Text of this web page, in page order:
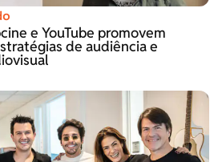
e YouTube promovem
de audiência e